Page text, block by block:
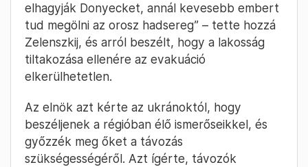
elhagyják Donyecket, annál kevesebb embert
tud megölni az orosz hadsereg” – tette hozzá
Zelenszkij, és arról beszélt, hogy a lakosság
tiltakozása ellenére az evakuáció
elkerülhetetlen.
Az elnök azt kérte az ukránoktól, hogy
beszéljenek a régióban élő ismerőseikkel, és
győzzék meg őket a távozás
szükségességéről. Azt ígérte, távozók